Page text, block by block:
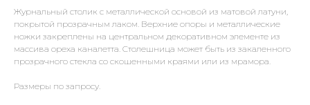
Журнальный столик с металлической основой из матовой латуни,
покрытой прозрачным лаком. Верхние опоры и металлические
ножки закреплены на центральном декоративном элементе из
массива ореха каналетта. Столешница может быть из закаленного
прозрачного стекла со скошенными краями или из мрамора.
Размеры по запросу.